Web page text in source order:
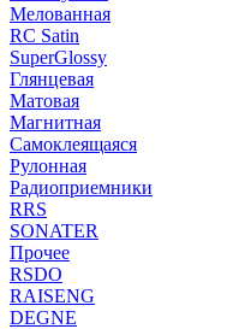
Мелованная
RC Satin
SuperGlossy
Глянцевая
Матовая
Магнитная
Самоклеящаяся
Рулонная
Радиоприемники
RRS
SONATER
Прочее
RSDO
RAISENG
DEGNE